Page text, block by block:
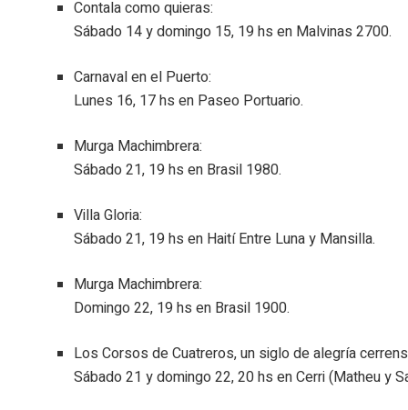
Contala como quieras:
Sábado 14 y domingo 15, 19 hs en Malvinas 2700.
Carnaval en el Puerto:
Lunes 16, 17 hs en Paseo Portuario.
Murga Machimbrera:
Sábado 21, 19 hs en Brasil 1980.
Villa Gloria:
Sábado 21, 19 hs en Haití Entre Luna y Mansilla.
Murga Machimbrera:
Domingo 22, 19 hs en Brasil 1900.
Los Corsos de Cuatreros, un siglo de alegría
Sábado 21 y domingo 22, 20 hs en Cerri (Matheu y